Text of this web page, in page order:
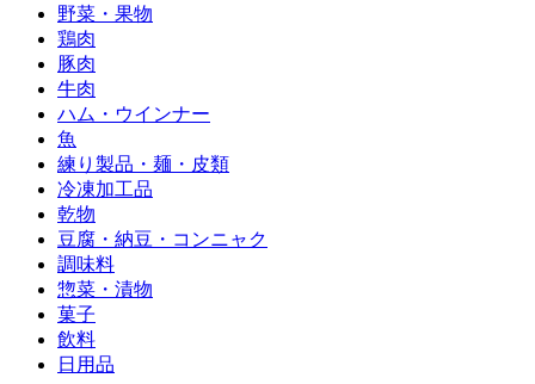
野菜・果物
鶏肉
豚肉
牛肉
ハム・ウインナー
魚
練り製品・麺・皮類
冷凍加工品
乾物
豆腐・納豆・コンニャク
調味料
惣菜・漬物
菓子
飲料
日用品